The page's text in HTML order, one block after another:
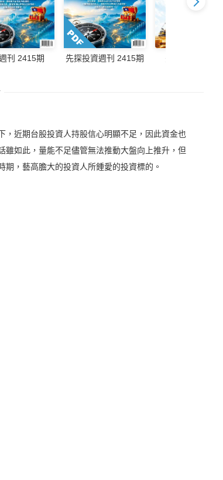
刊 2415期 先探投資週刊 2415期 先探週刊 2414期
近期台股投資人持股信心明顯不足，因此資金也
如此，量能不足儘管無法推動大盤向上推升，但
，藝高膽大的投資人所鍾愛的投資標的。